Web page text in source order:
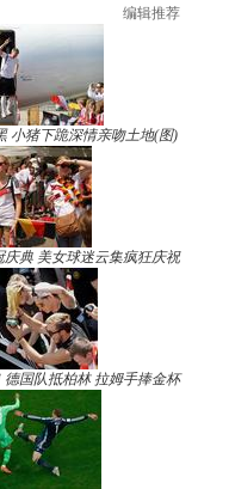
编辑推荐
小猪下跪深情亲吻土地(图)
典 美女球迷云集疯狂庆祝
国队抵柏林 拉姆手捧金杯